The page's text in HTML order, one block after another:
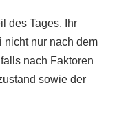
des Tages. Ihr
nicht nur nach dem
nach Faktoren
sowie der